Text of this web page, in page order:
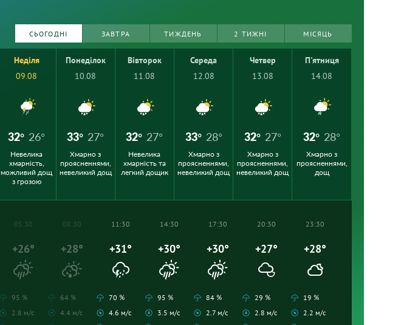
СЬОГОДНІ ЗАВТРА ТИЖДЕНЬ 2 ТИЖНІ МІСЯЦЬ
Неділя
09.08
32° 26°
Невелика
хмарність,
можливий дощ
з грозою
Понеділок
10.08
33° 27°
Хмарно з
проясненнями,
невеликий дощ
Вівторок
11.08
32° 27°
Невелика
хмарність та
легкий дощик
Середа
12.08
33° 28°
Хмарно з
проясненнями,
невеликий дощ
Четвер
13.08
32° 27°
Хмарно з
проясненнями,
невеликий дощ
П'ятниця
14.08
32° 28°
Хмарно з
проясненнями,
дощ
05:30
+26°
95 %
2.8 м/с
08:30
+28°
64 %
4.4 м/с
11:30
+31°
70 %
4.6 м/с
14:30
+30°
95 %
3.5 м/с
17:30
+30°
84 %
2.7 м/с
20:30
+27°
29 %
2.8 м/с
23:30
+28°
19 %
2.2 м/с